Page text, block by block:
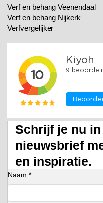
Verf en behang Veenendaal
Verf en behang Nijkerk
Verfvergelijker
Schrijf je nu
nieuwsbrief
en inspiratie.
Naam *